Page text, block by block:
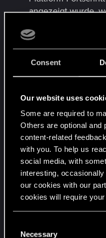
Consent
Our website uses
Some are required to
Others are optional and
content-related
with you. To help us
social media, with
interesting,
our cookies with our
cookies will require
and tweak your
Necessary
angezeigt wurde,
Das Lied
Generation wird
Option
deaktivieren“
keinen Schatten
aktiviert war.
Spieler, die
hatten, aber
„Vigilante“
erhalten.
Mehrere
an der
einschließlich
denen die